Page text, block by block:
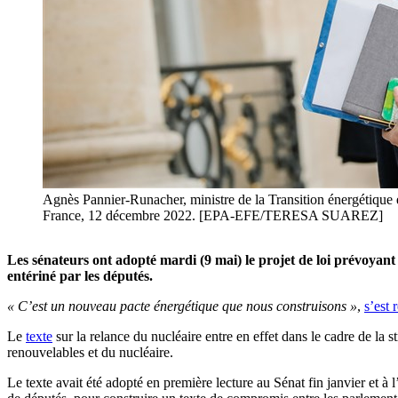
Agnès Pannier-Runacher, ministre de la Transition
France, 12 décembre 2022. [EPA-EFE/TERESA SUAREZ]
Les sénateurs ont adopté mardi (9 mai) le projet de loi
entériné par les députés.
« C’est un nouveau pacte énergétique que nous construisons », s’est
Le texte sur la relance du nucléaire entre en effet dans le cadre de la
renouvelables et du nucléaire.
Le texte avait été adopté en première lecture au Sénat fin janvier et à